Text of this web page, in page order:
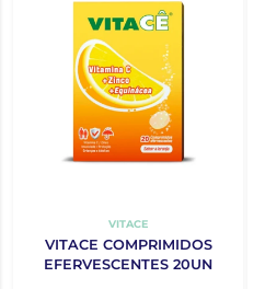
VITACE
VITACE COMPRIMIDOS
EFERVESCENTES 20UN